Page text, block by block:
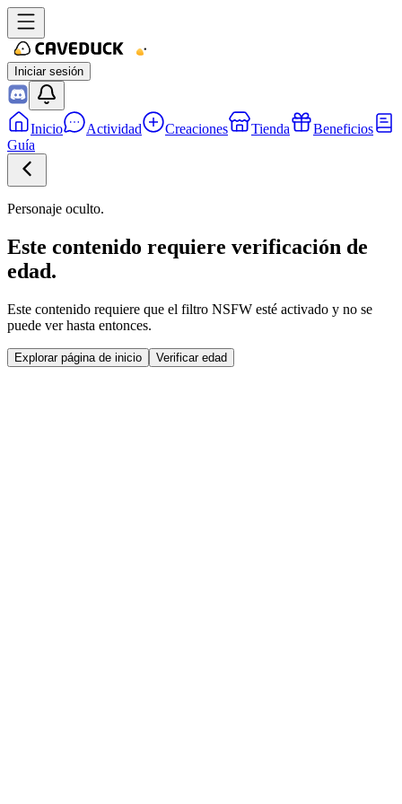
Iniciar sesión
Inicio Actividad Creaciones Tienda
Beneficios
Guía
Personaje oculto.
Este contenido requiere verificación de
edad.
Este contenido requiere que el filtro NSFW esté activado y no se
puede ver hasta entonces.
Explorar página de inicio Verificar edad